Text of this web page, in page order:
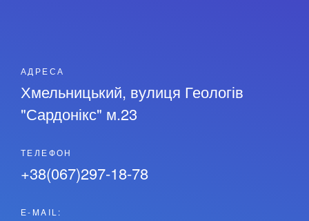
АДРЕСА
Хмельницький, вулиця Геологів
"Сардонікс" м.23
ТЕЛЕФОН
+38(067)297-18-78
Е-MAIL: